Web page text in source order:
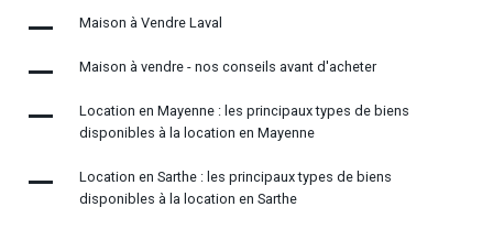
Maison à Vendre Laval
Maison à vendre - nos conseils avant d'acheter
Location en Mayenne : les principaux types de biens
disponibles à la location en Mayenne
Location en Sarthe : les principaux types de biens
disponibles à la location en Sarthe